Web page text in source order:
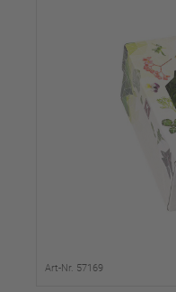
Art-Nr. 57169